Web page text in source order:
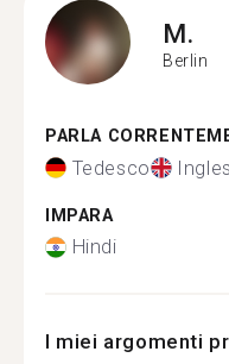
M.
Berlin
PARLA
Tedesco
IMPARA
Hindi
I miei argomenti